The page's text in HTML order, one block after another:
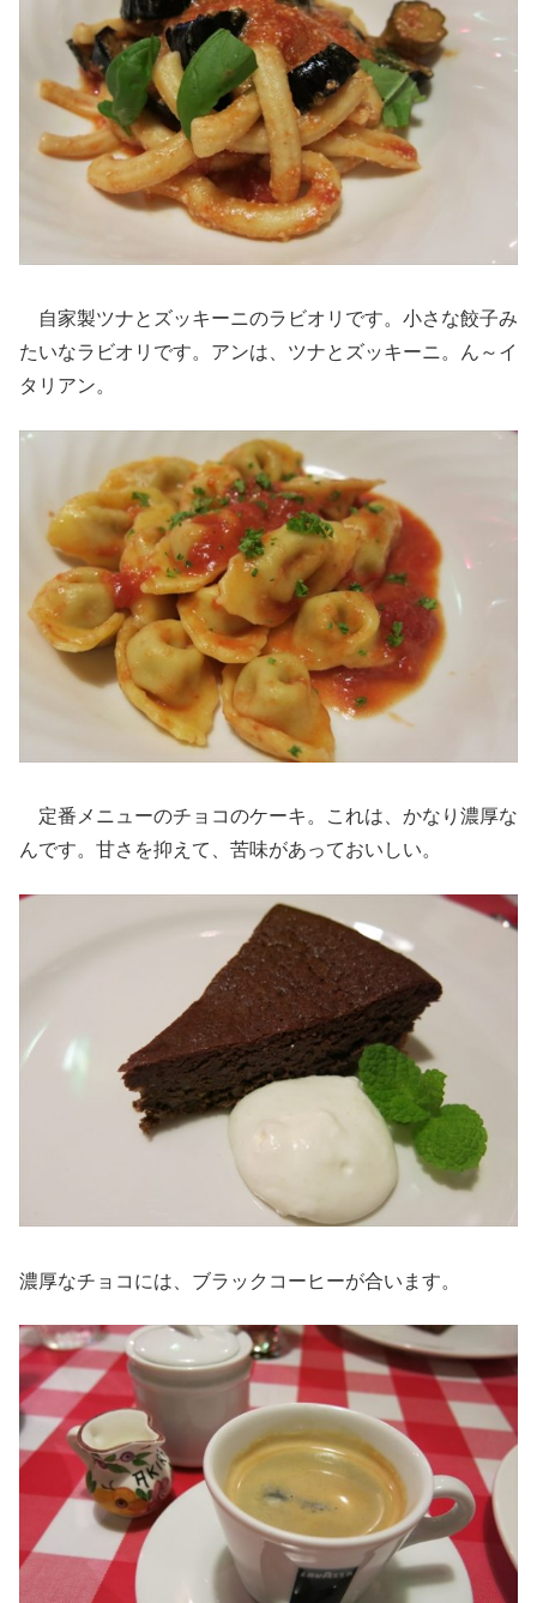
自家製ツナとズッキーニのラビオリです。小さな餃子み
たいなラビオリです。アンは、ツナとズッキーニ。ん～イ
タリアン。
定番メニューのチョコのケーキ。これは、かなり濃厚な
んです。甘さを抑えて、苦味があっておいしい。
濃厚なチョコには、ブラックコーヒーが合います。